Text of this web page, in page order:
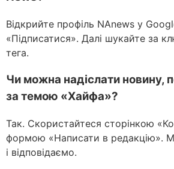
Відкрийте профіль NAnews у
«Підписатися». Далі шукайте за
тега.
Чи можна надіслати новину,
за темою «Хайфа»?
Так. Скористайтеся сторінкою
формою «Написати в редакцію».
і відповідаємо.